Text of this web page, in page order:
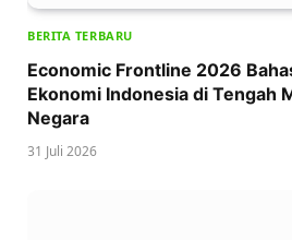
BERITA TERBARU
Economic Frontline 2026
Ekonomi Indonesia di Tengah
Negara
31 Juli 2026